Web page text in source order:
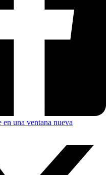
en una ventana nueva